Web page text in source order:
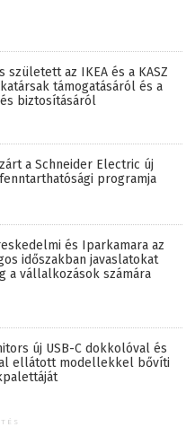
született az IKEA és a KASZ
támogatásáról és a
biztosításáról
a Schneider Electric új
programja
és Iparkamara az
időszakban javaslatokat
a vállalkozások számára
új USB-C dokkolóval és
ellátott modellekkel bővíti